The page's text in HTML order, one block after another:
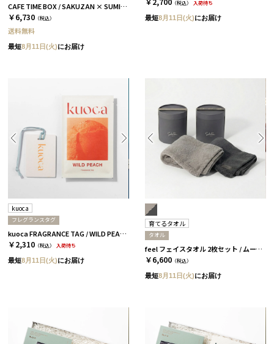
CAFE TIME BOX / SAKUZAN × SUMIDA COFFEE / グレージュ＆コーラルベージュ
￥6,730 （税込）
送料無料
最短8月11日(火)にお届け
（税込） 入荷待ち
最短8月11日(火)にお届け
kuoca
フレグランスタグ
kuoca FRAGRANCE TAG / WILD PEACH［クオカ］
￥2,310 （税込） 入荷待ち
最短8月11日(火)にお届け
育てるタオル
タオル
feel フェイスタオル 2枚セット / ムーングレージュ＆チャコール ［育てるタオル］
￥6,600 （税込）
最短8月11日(火)にお届け